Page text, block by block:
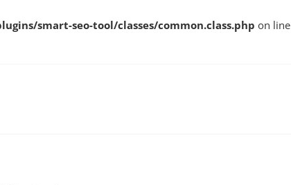
smart-seo-tool/classes/common.class.php on line